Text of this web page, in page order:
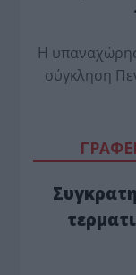
Η
σύγκληση